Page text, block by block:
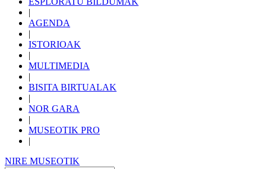
|
AGENDA
|
ISTORIOAK
|
MULTIMEDIA
|
BISITA BIRTUALAK
|
NOR GARA
|
MUSEOTIK PRO
|
NIRE MUSEOTIK